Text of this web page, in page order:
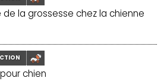
de la grossesse chez la chienne
chien